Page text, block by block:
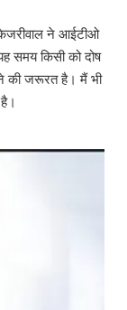
ने आईटीओ
समय किसी को दोष
की जरूरत है। मैं भी